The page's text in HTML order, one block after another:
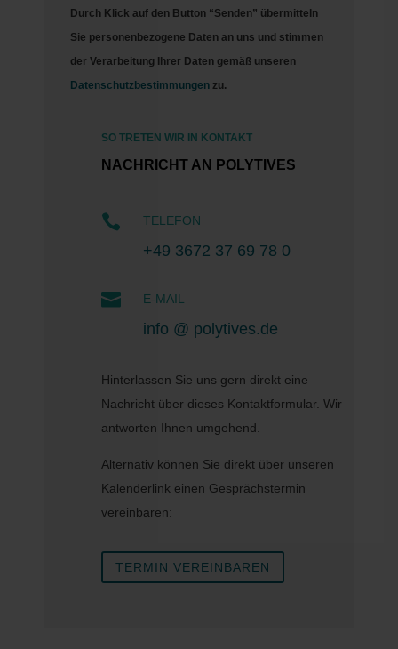
Durch Klick auf den Button “Senden” übermitteln
Sie personenbezogene Daten an uns und stimmen
der Verarbeitung Ihrer Daten gemäß unseren
Datenschutzbestimmungen zu.
SO TRETEN WIR IN KONTAKT
NACHRICHT AN POLYTIVES
 TELEFON
+49 3672 37 69 78 0
 E-MAIL
info @ polytives.de
Hinterlassen Sie uns gern direkt eine
Nachricht über dieses Kontaktformular. Wir
antworten Ihnen umgehend.
Alternativ können Sie direkt über unseren
Kalenderlink einen Gesprächstermin
vereinbaren:
TERMIN VEREINBAREN